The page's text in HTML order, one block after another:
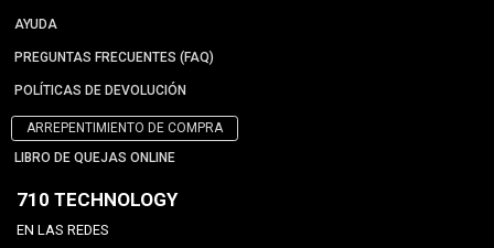
AYUDA
PREGUNTAS FRECUENTES (FAQ)
POLÍTICAS DE DEVOLUCIÓN
ARREPENTIMIENTO DE COMPRA
LIBRO DE QUEJAS ONLINE
710 TECHNOLOGY
EN LAS REDES